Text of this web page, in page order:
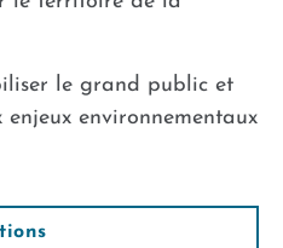
le grand public et
enjeux environnementaux